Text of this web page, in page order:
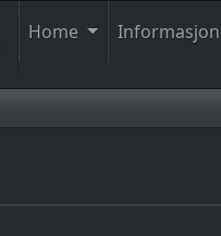
Home Informasjon